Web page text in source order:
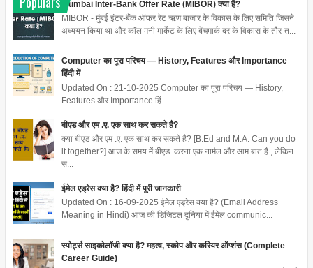
Mumbai Inter-Bank Offer Rate (MIBOR) क्या है?
MIBOR - मुंबई इंटर-बैंक ऑफर रेट ऋण बाजार के विकास के लिए समिति जिसने
अध्ययन किया था और कॉल मनी मार्केट के लिए बेंचमार्क दर के विकास के तौर-त...
Computer का पूरा परिचय — History, Features और Importance
हिंदी में
Updated On : 21-10-2025 Computer का पूरा परिचय — History,
Features और Importance हिं...
बीएड और एम .ए. एक साथ कर सकते है?
क्या बीएड और एम .ए. एक साथ कर सकते है? [B.Ed and M.A. Can you do
it together?] आज के समय में बीएड करना एक नार्मल और आम बात है , लेकिन
स...
ईमेल एड्रेस क्या है? हिंदी में पूरी जानकारी
Updated On : 16-09-2025 ईमेल एड्रेस क्या है? (Email Address
Meaning in Hindi) आज की डिजिटल दुनिया में ईमेल communic...
स्पोर्ट्स साइकोलॉजी क्या है? महत्व, स्कोप और करियर ऑप्शंस (Complete
Career Guide)